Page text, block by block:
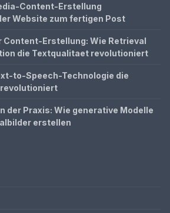
Content-Erstellung
Website zum fertigen Post
Content-Erstellung: Wie Retrieval
die Textqualitaet revolutioniert
to-Speech-Technologie die
der Praxis: Wie generative Modelle
erstellen